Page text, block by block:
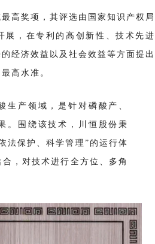
高奖项，其评选由国家知识产权局
展，在专利的高创新性、技术先进
经济效益以及社会效益等方面提出
高水准。
生产领域，是针对磷酸产、
。围绕该技术，川恒股份秉
法保护、科学管理”的运行体
，对技术进行全方位、多角